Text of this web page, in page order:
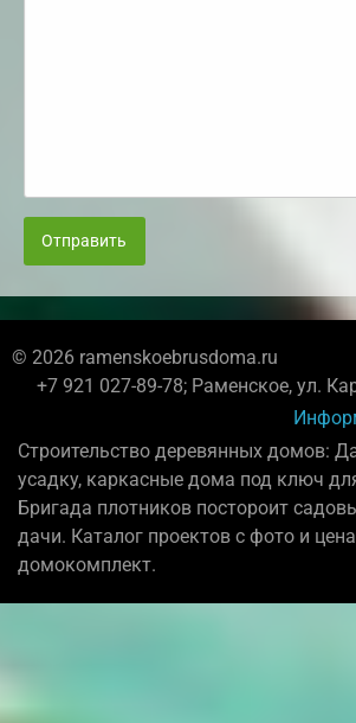
Отправить
© 2026 ramenskoebrusdoma.ru
+7 921 027-89-78; Раменское, ул.
Строительство деревянных домов:
усадку, каркасные дома под ключ
Бригада плотников постороит
дачи. Каталог проектов с фото и
домокомплект.